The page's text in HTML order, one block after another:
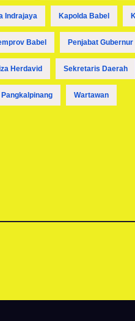
Indrajaya Kapolda Babel
Babel Penjabat Gubernur
Herdavid Sekretaris Daerah
Wartawan